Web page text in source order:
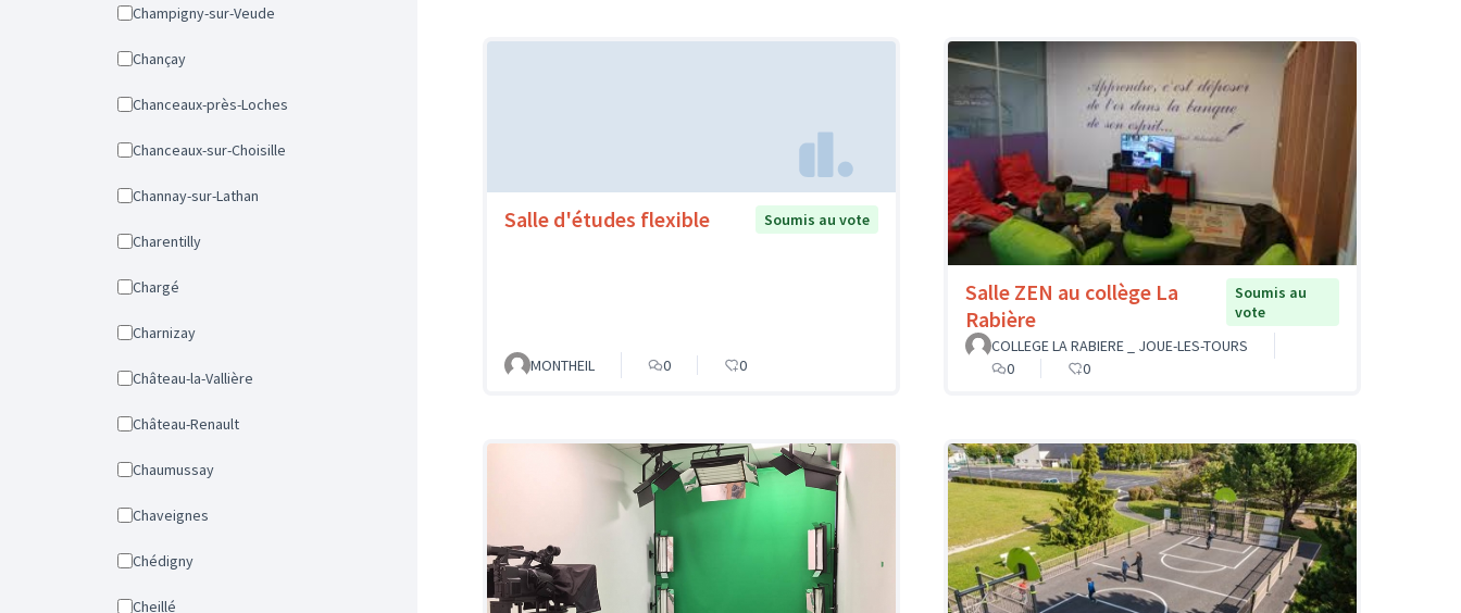
Champigny-sur-Veude
Chançay
Chanceaux-près-Loches
Chanceaux-sur-Choisille
Channay-sur-Lathan
Charentilly
Chargé
Charnizay
Château-la-Vallière
Château-Renault
Chaumussay
Chaveignes
Chédigny
Cheillé
Salle d'études flexible Soumis au vote
MONTHEIL 0 0
Salle ZEN au collège La
Rabière
Soumis au
vote
COLLEGE LA RABIERE _ JOUE-LES-TOURS
0
0